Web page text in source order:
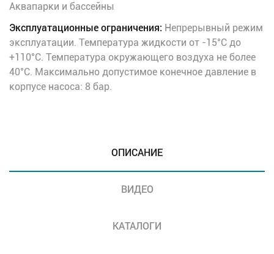
Аквапарки и бассейны
Эксплуатационные ограничения: Непрерывный режим
эксплуатации. Температура жидкости от -15°C до
+110°C. Температура окружающего воздуха не более
40°C. Максимально допустимое конечное давление в
корпусе насоса: 8 бар.
ОПИСАНИЕ
ВИДЕО
КАТАЛОГИ